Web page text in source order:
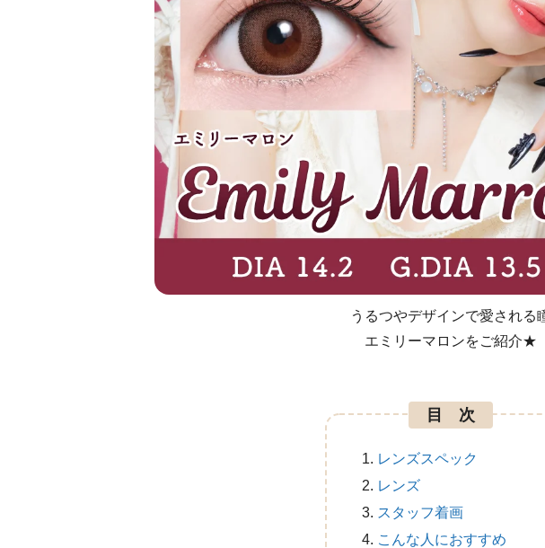
うるつやデザインで愛される
エミリーマロンをご紹介★
目 次
レンズスペック
レンズ
スタッフ着画
こんな人におすすめ